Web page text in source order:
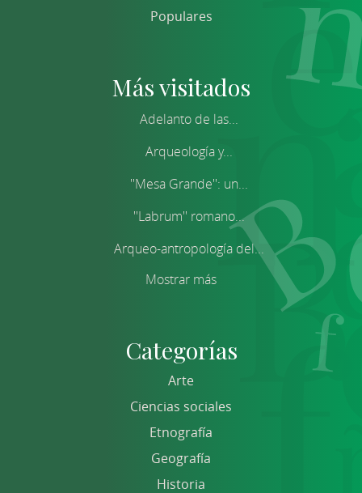
Populares
Más visitados
Adelanto de las...
Arqueología y...
''Mesa Grande'': un...
''Labrum'' romano...
Arqueo-antropología del...
Mostrar más
Categorías
Arte
Ciencias sociales
Etnografía
Geografía
Historia